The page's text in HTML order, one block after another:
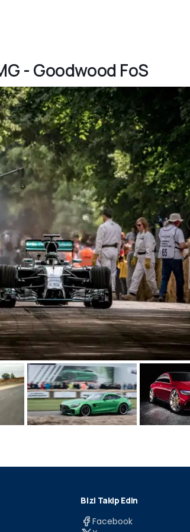
- Goodwood FoS
Bizi Takip Edin
Facebook